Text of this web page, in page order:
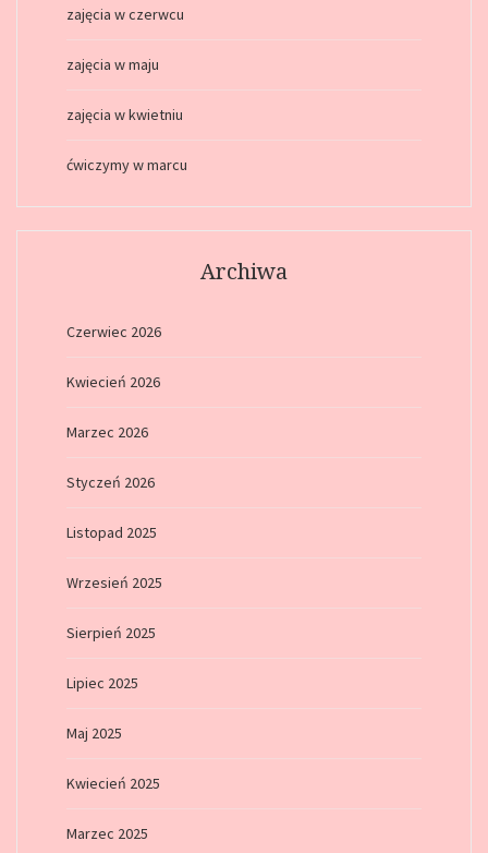
zajęcia w czerwcu
zajęcia w maju
zajęcia w kwietniu
ćwiczymy w marcu
Archiwa
Czerwiec 2026
Kwiecień 2026
Marzec 2026
Styczeń 2026
Listopad 2025
Wrzesień 2025
Sierpień 2025
Lipiec 2025
Maj 2025
Kwiecień 2025
Marzec 2025